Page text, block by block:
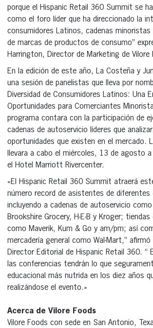
porque el Hispanic Retail 360 Summit se
como el foro líder que ha direccionado la
consumidores Latinos, cadenas
de marcas de productos de consumo”
Harrington, Director de Marketing de Vilore
En la edición de este año, La Costeña y
una sesión de panelistas que lleva por
Diversidad de Consumidores Latinos: Una
Oportunidades para Comerciantes
programa contara con la participación de
cadenas de autoservicio líderes que
oportunidades que existen en el mercado.
llevara a cabo el miércoles, 13 de agosto
el Hotel Marriott Rivercenter.
«El Hispanic Retail 360 Summit atraerá
número record de asistentes de diferentes
incluyendo a cadenas de autoservicio
Brookshire Grocery, H-E-B y Kroger; tiendas
como Maverik, Kum & Go y am/pm; así
mercadería general como Wal-Mart,”
Director Editorial de Hispanic Retail 360. “
las conferencias tendrán lo que
educacional más nutrida en los diez años
realizándose el evento.»
Acerca de Vilore Foods
Vilore Foods con sede en San Antonio,